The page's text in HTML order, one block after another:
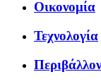
Οικονομία
Τεχνολογία